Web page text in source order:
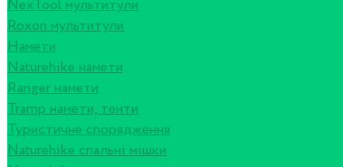
NexTool мультитули
Roxon мультитули
Намети
Naturehike намети
Ranger намети
Tramp намети, тенти
Туристичне спорядження
Naturehike спальні мішки